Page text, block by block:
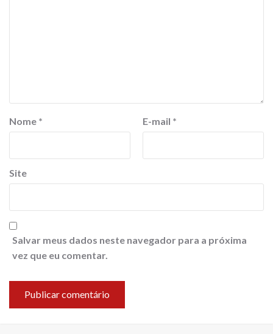
Nome * E-mail *
Site
Salvar meus dados neste navegador para a próxima
vez que eu comentar.